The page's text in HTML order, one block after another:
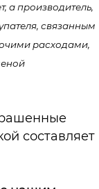
а производитель,
связанным
расходами,
составляет